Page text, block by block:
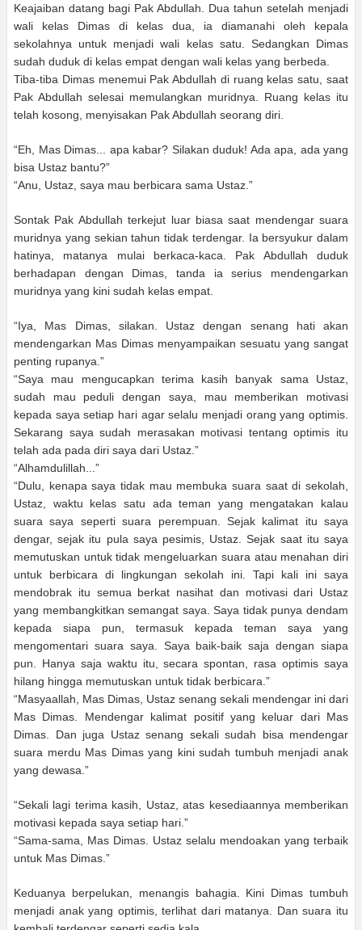
Keajaiban datang bagi Pak Abdullah. Dua tahun setelah menjadi
wali kelas Dimas di kelas dua, ia diamanahi oleh kepala
sekolahnya untuk menjadi wali kelas satu. Sedangkan Dimas
sudah duduk di kelas empat dengan wali kelas yang berbeda.
Tiba-tiba Dimas menemui Pak Abdullah di ruang kelas satu, saat
Pak Abdullah selesai memulangkan muridnya. Ruang kelas itu
telah kosong, menyisakan Pak Abdullah seorang diri.
“Eh, Mas Dimas... apa kabar? Silakan duduk! Ada apa, ada yang
bisa Ustaz bantu?”
“Anu, Ustaz, saya mau berbicara sama Ustaz.”
Sontak Pak Abdullah terkejut luar biasa saat mendengar suara
muridnya yang sekian tahun tidak terdengar. Ia bersyukur dalam
hatinya, matanya mulai berkaca-kaca. Pak Abdullah duduk
berhadapan dengan Dimas, tanda ia serius mendengarkan
muridnya yang kini sudah kelas empat.
“Iya, Mas Dimas, silakan. Ustaz dengan senang hati akan
mendengarkan Mas Dimas menyampaikan sesuatu yang sangat
penting rupanya.”
“Saya mau mengucapkan terima kasih banyak sama Ustaz,
sudah mau peduli dengan saya, mau memberikan motivasi
kepada saya setiap hari agar selalu menjadi orang yang optimis.
Sekarang saya sudah merasakan motivasi tentang optimis itu
telah ada pada diri saya dari Ustaz.”
“Alhamdulillah...”
“Dulu, kenapa saya tidak mau membuka suara saat di sekolah,
Ustaz, waktu kelas satu ada teman yang mengatakan kalau
suara saya seperti suara perempuan. Sejak kalimat itu saya
dengar, sejak itu pula saya pesimis, Ustaz. Sejak saat itu saya
memutuskan untuk tidak mengeluarkan suara atau menahan diri
untuk berbicara di lingkungan sekolah ini. Tapi kali ini saya
mendobrak itu semua berkat nasihat dan motivasi dari Ustaz
yang membangkitkan semangat saya. Saya tidak punya dendam
kepada siapa pun, termasuk kepada teman saya yang
mengomentari suara saya. Saya baik-baik saja dengan siapa
pun. Hanya saja waktu itu, secara spontan, rasa optimis saya
hilang hingga memutuskan untuk tidak berbicara.”
“Masyaallah, Mas Dimas, Ustaz senang sekali mendengar ini dari
Mas Dimas. Mendengar kalimat positif yang keluar dari Mas
Dimas. Dan juga Ustaz senang sekali sudah bisa mendengar
suara merdu Mas Dimas yang kini sudah tumbuh menjadi anak
yang dewasa.”
“Sekali lagi terima kasih, Ustaz, atas kesediaannya memberikan
motivasi kepada saya setiap hari.”
“Sama-sama, Mas Dimas. Ustaz selalu mendoakan yang terbaik
untuk Mas Dimas.”
Keduanya berpelukan, menangis bahagia. Kini Dimas tumbuh
menjadi anak yang optimis, terlihat dari matanya. Dan suara itu